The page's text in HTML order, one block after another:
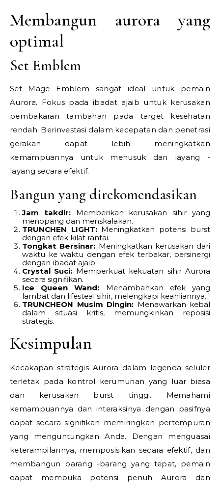
Membangun aurora yang
optimal
Set Emblem
Set Mage Emblem sangat ideal untuk pemain
Aurora. Fokus pada ibadat ajaib untuk kerusakan
pembakaran tambahan pada target kesehatan
rendah. Berinvestasi dalam kecepatan dan penetrasi
gerakan dapat lebih meningkatkan
kemampuannya untuk menusuk dan layang -
layang secara efektif.
Bangun yang direkomendasikan
Jam takdir:Memberikan kerusakan sihir yang
menopang dan menskalakan.
TRUNCHEN LIGHT:Meningkatkan potensi burst
dengan efek kilat rantai.
Tongkat Bersinar: Meningkatkan kerusakan dari
waktu ke waktu dengan efek terbakar, bersinergi
dengan ibadat ajaib.
Crystal Suci: Memperkuat kekuatan sihir Aurora
secara signifikan.
Ice Queen Wand: Menambahkan efek yang
lambat dan lifesteal sihir, melengkapi keahliannya.
TRUNCHEON Musim Dingin: Menawarkan kebal
dalam situasi kritis, memungkinkan reposisi
strategis.
Kesimpulan
Kecakapan strategis Aurora dalam legenda seluler
terletak pada kontrol kerumunan yang luar biasa
dan kerusakan burst tinggi. Memahami
kemampuannya dan interaksinya dengan pasifnya
dapat secara signifikan memiringkan pertempuran
yang menguntungkan Anda. Dengan menguasai
keterampilannya, memposisikan secara efektif, dan
membangun barang -barang yang tepat, pemain
dapat membuka potensi penuh Aurora dan